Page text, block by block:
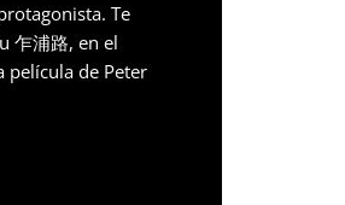
Te
乍浦路, en el
película de Peter